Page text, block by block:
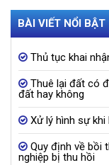
BÀI VIẾT NỔI BẬT
Thủ tục khai
Thuê lại đất có
đất hay không
Xử lý hình sự khi
Quy định về bồi
nghiệp bị thu hồi